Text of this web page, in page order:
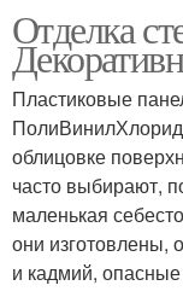
Отделка
Пластиковые
облицовке
часто выбирают,
маленькая
они изготовлены,
и кадмий,